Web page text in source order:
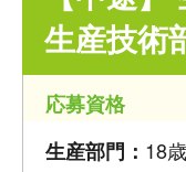
生産技術
応募資格
生産部門： 18